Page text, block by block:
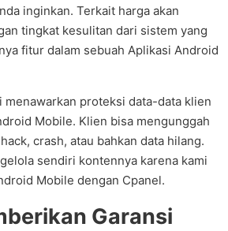
inginkan. Terkait harga akan
tingkat kesulitan dari sistem yang
fitur dalam sebuah Aplikasi Android
proteksi data-data klien
Mobile. Klien bisa mengunggah
crash, atau bahkan data hilang.
sendiri kontennya karena kami
Mobile dengan Cpanel.
Garansi